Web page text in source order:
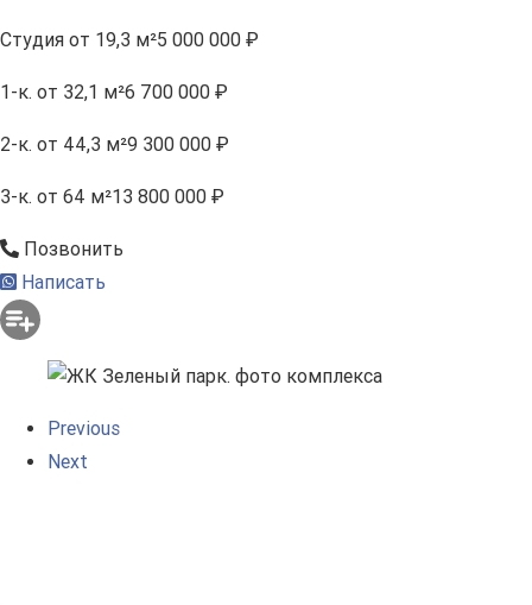
Студия от 19,3 м²5 000 000 ₽
1-к. от 32,1 м²6 700 000 ₽
2-к. от 44,3 м²9 300 000 ₽
3-к. от 64 м²13 800 000 ₽
Позвонить
Написать
Previous
Next